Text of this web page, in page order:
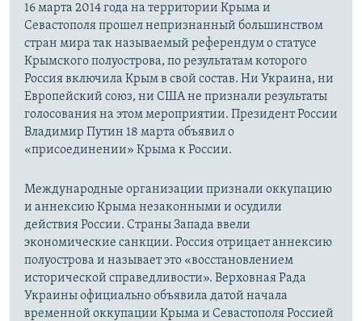
16 марта 2014 года на территории Крыма и
Севастополя прошел непризнанный большинством
стран мира так называемый референдум о статусе
Крымского полуострова, по результатам которого
Россия включила Крым в свой состав. Ни Украина, ни
Европейский союз, ни США не признали результаты
голосования на этом мероприятии. Президент России
Владимир Путин 18 марта объявил о
«присоединении» Крыма к России.
Международные организации признали оккупацию
и аннексию Крыма незаконными и осудили
действия России. Страны Запада ввели
экономические санкции. Россия отрицает аннексию
полуострова и называет это «восстановлением
исторической справедливости». Верховная Рада
Украины официально объявила датой начала
временной оккупации Крыма и Севастополя Россией